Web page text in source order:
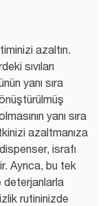
azaltın.
sıvıları
yanı sıra
yanı sıra
azaltmanıza
israfı
Ayrıca, bu tek
deterjanlarla
rutininizde